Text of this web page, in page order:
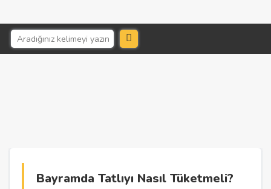
Bayramda Tatlıyı Nasıl Tüketmeli?